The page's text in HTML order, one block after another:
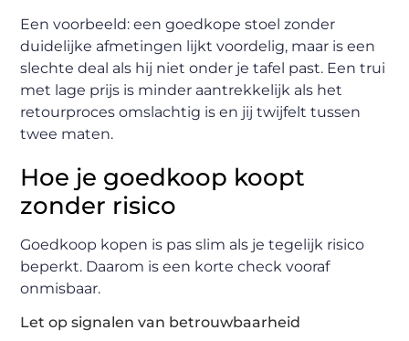
Een voorbeeld: een goedkope stoel zonder
duidelijke afmetingen lijkt voordelig, maar is een
slechte deal als hij niet onder je tafel past. Een trui
met lage prijs is minder aantrekkelijk als het
retourproces omslachtig is en jij twijfelt tussen
twee maten.
Hoe je goedkoop koopt
zonder risico
Goedkoop kopen is pas slim als je tegelijk risico
beperkt. Daarom is een korte check vooraf
onmisbaar.
Let op signalen van betrouwbaarheid